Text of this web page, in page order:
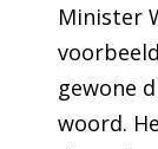
Minister
gewone
woord.